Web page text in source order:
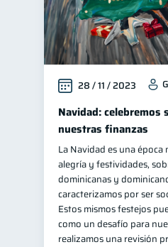
28 / 11 / 2023
Navidad: celebremos
nuestras finanzas
La Navidad es una época
alegría y festividades,
dominicanas y
caracterizamos por ser
Estos mismos festejos
como un desafío para
realizamos una revisión